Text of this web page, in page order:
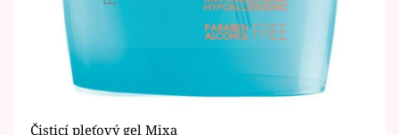
Čisticí pleťový gel Mixa